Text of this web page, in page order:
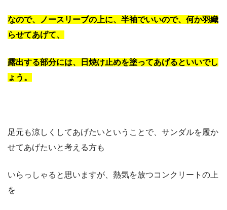
なので、ノースリーブの上に、半袖でいいので、何か羽織
らせてあげて、
露出する部分には、日焼け止めを塗ってあげるといいでし
ょう。
足元も涼しくしてあげたいということで、サンダルを履か
せてあげたいと考える方も
いらっしゃると思いますが、熱気を放つコンクリートの上
を